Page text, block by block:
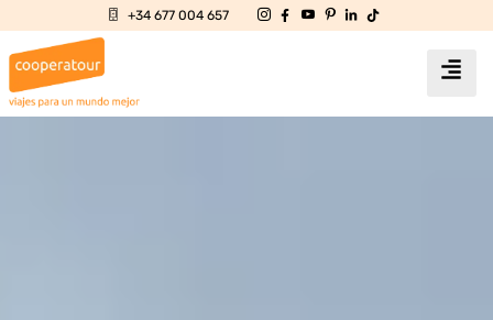
+34 677 004 657